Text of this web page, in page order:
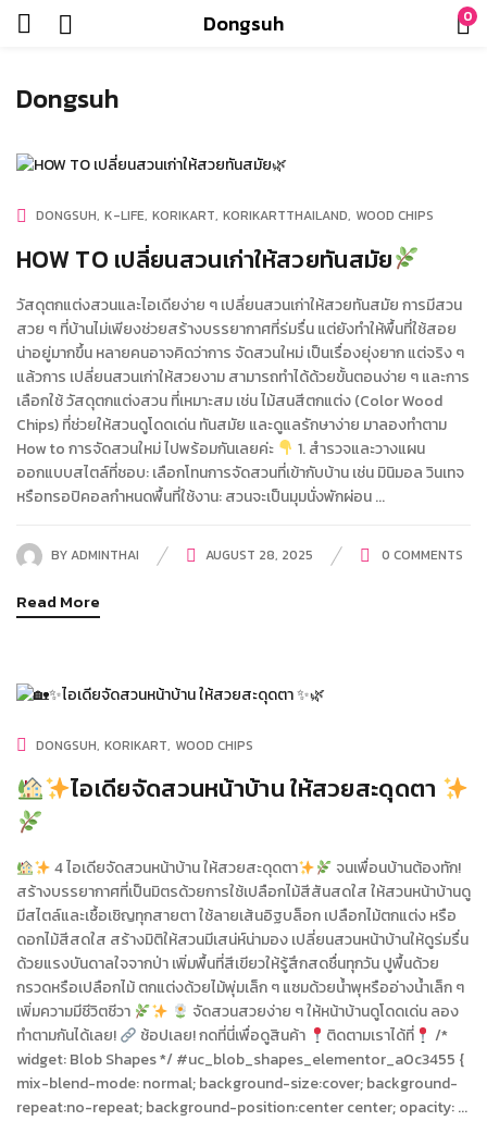
Dongsuh 0
Dongsuh
DONGSUH K-LIFE KORIKART KORIKARTTHAILAND WOOD CHIPS
HOW TO เปลี่ยนสวนเก่าให้สวยทันสมัย
วัสดุตกแต่งสวนและไอเดียง่าย ๆ เปลี่ยนสวนเก่าให้สวยทันสมัย การมีสวน
สวย ๆ ที่บ้านไม่เพียงช่วยสร้างบรรยากาศที่ร่มรื่น แต่ยังทำให้พื้นที่ใช้สอย
น่าอยู่มากขึ้น หลายคนอาจคิดว่าการ จัดสวนใหม่ เป็นเรื่องยุ่งยาก แต่จริง ๆ
แล้วการ เปลี่ยนสวนเก่าให้สวยงาม สามารถทำได้ด้วยขั้นตอนง่าย ๆ และการ
เลือกใช้ วัสดุตกแต่งสวน ที่เหมาะสม เช่น ไม้สนสีตกแต่ง (Color Wood
Chips) ที่ช่วยให้สวนดูโดดเด่น ทันสมัย และดูแลรักษาง่าย มาลองทำตาม
How to การจัดสวนใหม่ ไปพร้อมกันเลยค่ะ
1. สำรวจและวางแผน
ออกแบบสไตล์ที่ชอบ: เลือกโทนการจัดสวนที่เข้ากับบ้าน เช่น มินิมอล วินเทจ
หรือทรอปิคอลกำหนดพื้นที่ใช้งาน: สวนจะเป็นมุมนั่งพักผ่อน ...
BYADMINTHAI AUGUST 28, 2025 0 COMMENTS
Read More
DONGSUH KORIKART WOOD CHIPS
ไอเดียจัดสวนหน้าบ้าน ให้สวยสะดุดตา
4 ไอเดียจัดสวนหน้าบ้าน ให้สวยสะดุดตา
จนเพื่อนบ้านต้องทัก!
สร้างบรรยากาศที่เป็นมิตรด้วยการใช้เปลือกไม้สีสันสดใส ให้สวนหน้าบ้านดู
มีสไตล์และเชื้อเชิญทุกสายตา ใช้ลายเส้นอิฐบล็อก เปลือกไม้ตกแต่ง หรือ
ดอกไม้สีสดใส สร้างมิติให้สวนมีเสน่ห์น่ามอง เปลี่ยนสวนหน้าบ้านให้ดูร่มรื่น
ด้วยแรงบันดาลใจจากป่า เพิ่มพื้นที่สีเขียวให้รู้สึกสดชื่นทุกวัน ปูพื้นด้วย
กรวดหรือเปลือกไม้ ตกแต่งด้วยไม้พุ่มเล็ก ๆ แซมด้วยน้ำพุหรืออ่างน้ำเล็ก ๆ
เพิ่มความมีชีวิตชีวา
จัดสวนสวยง่าย ๆ ให้หน้าบ้านดูโดดเด่น ลอง
ทำตามกันได้เลย!
ช้อปเลย! กดที่นี่เพื่อดูสินค้า ติดตามเราได้ที่
/*
widget: Blob Shapes */ #uc_blob_shapes_elementor_a0c3455 {
mix-blend-mode: normal; background-size:cover; background-
repeat:no-repeat; background-position:center center; opacity: ...